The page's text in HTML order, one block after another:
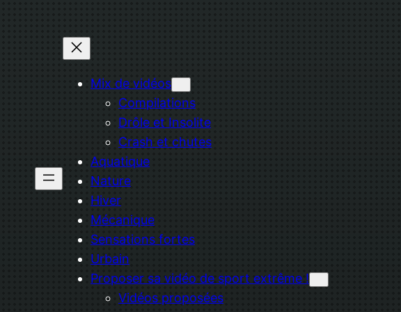
Mix de vidéos
Compilations
Drôle et Insolite
Crash et chutes
Aquatique
Nature
Hiver
Mécanique
Sensations fortes
Urbain
Proposer sa vidéo de sport extrême !
Vidéos proposées